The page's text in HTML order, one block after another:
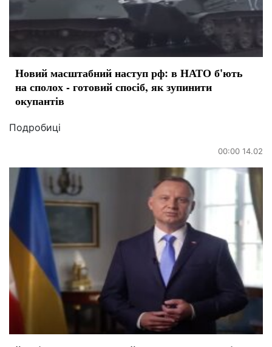
Новий масштабний наступ рф: в НАТО б'ють
на сполох - готовий спосіб, як зупинити
окупантів
Подробиці
00:00 14.02